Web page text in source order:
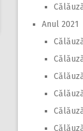
Anul 2021